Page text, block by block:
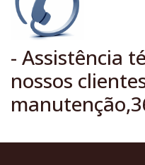
- Assistência
nossos